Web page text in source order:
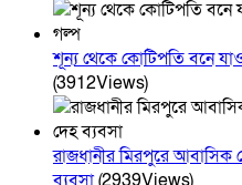
শূন্য থেকে কোটিপতি বনে
(3912Views)
রাজধানীর মিরপুরে আবাসিক